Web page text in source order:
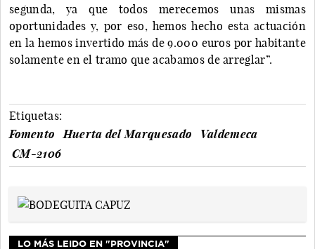
segunda, ya que todos merecemos unas mismas
oportunidades y, por eso, hemos hecho esta actuación
en la hemos invertido más de 9.000 euros por habitante
solamente en el tramo que acabamos de arreglar”.
Etiquetas:
Fomento
Huerta del Marquesado
Valdemeca
CM-2106
LO MÁS LEIDO EN "PROVINCIA"